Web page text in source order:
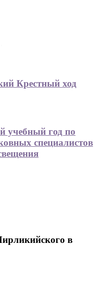
Крестный ход
учебный год по
специалистов
в